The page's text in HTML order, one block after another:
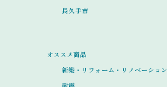
長久手市
オススメ商品
新築・リフォーム・リノベーション